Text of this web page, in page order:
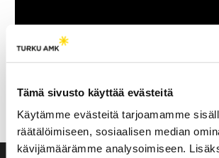
Tämä sivusto käyttää evästeitä
Käytämme evästeitä tarjoamamme
räätälöimiseen, sosiaalisen median
kävijämäärämme analysoimiseen.